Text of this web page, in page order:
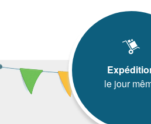
le jour